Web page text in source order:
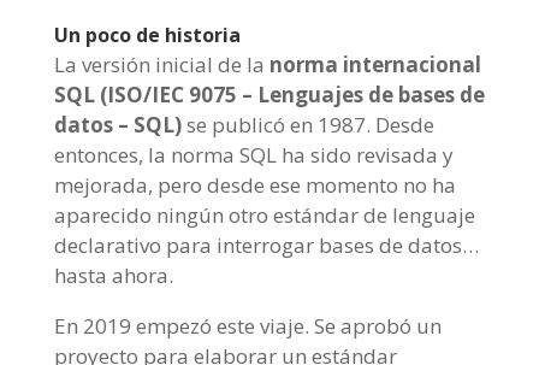
Un poco de historia
La versión inicial de la norma internacional
SQL (ISO/IEC 9075 – Lenguajes de bases de
datos – SQL)se publicó en 1987. Desde
entonces, la norma SQL ha sido revisada y
mejorada, pero desde ese momento no ha
aparecido ningún otro estándar de lenguaje
declarativo para interrogar bases de datos…
hasta ahora.
En 2019 empezó este viaje. Se aprobó un
proyecto para elaborar un estándar